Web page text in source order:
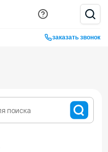
заказать звонок